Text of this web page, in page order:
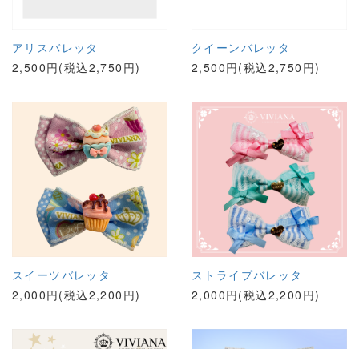
アリスバレッタ
2,500円(税込2,750円)
クイーンバレッタ
2,500円(税込2,750円)
スイーツバレッタ
2,000円(税込2,200円)
ストライプバレッタ
2,000円(税込2,200円)